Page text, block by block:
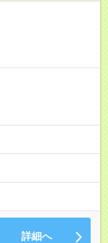
詳細へ